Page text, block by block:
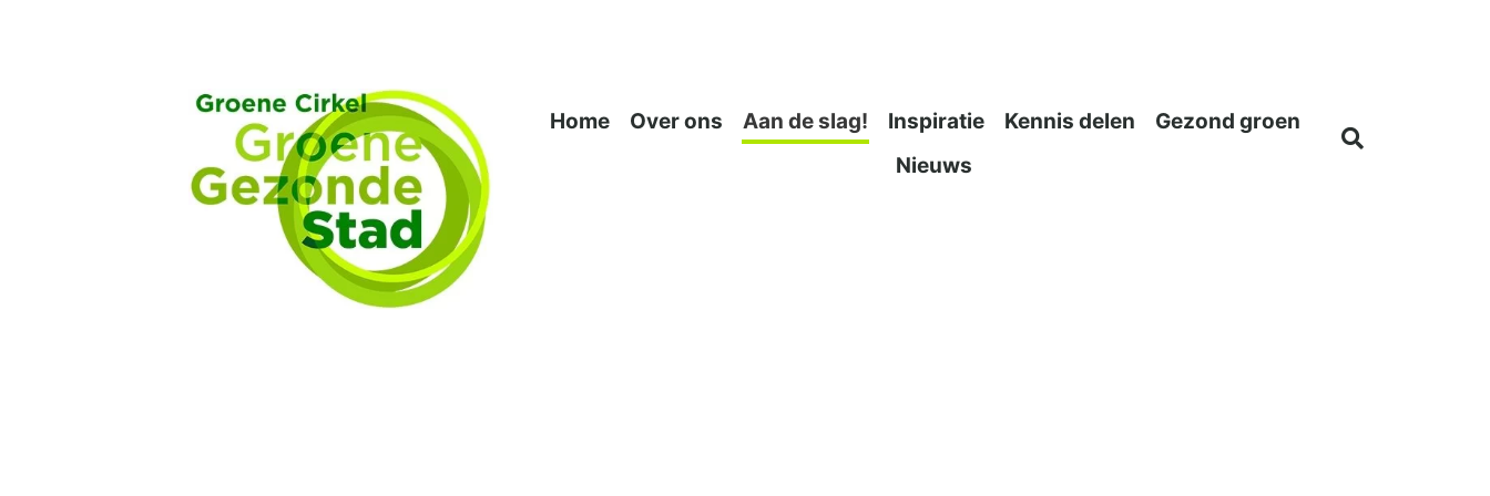
Home Over ons Aan de slag! Inspiratie Kennis delen
Gezond groen
Nieuws